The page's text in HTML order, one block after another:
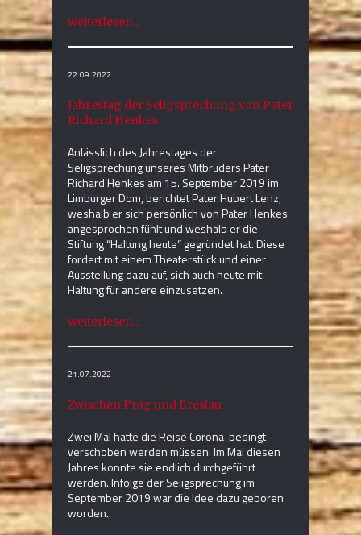
weiterlesen...
22.09.2022
Jahrestag der Seligsprechung von Pater
Richard Henkes
Anlässlich des Jahrestages der
Seligsprechung unseres Mitbruders Pater
Richard Henkes am 15. September 2019 im
Limburger Dom, berichtet Pater Hubert Lenz,
weshalb er sich persönlich von Pater Henkes
angesprochen fühlt und weshalb er die
Stiftung “Haltung heute” gegründet hat. Diese
fordert mit einem Theaterstück und einer
Ausstellung dazu auf, sich auch heute mit
Haltung für andere einzusetzen.
weiterlesen...
21.07.2022
Zwischen Prag und Breslau
Zwei Mal hatte die Reise Corona-bedingt
verschoben werden müssen. Im Mai diesen
Jahres konnte sie endlich durchgeführt
werden. Infolge der Seligsprechung im
September 2019 war die Idee dazu geboren
worden.